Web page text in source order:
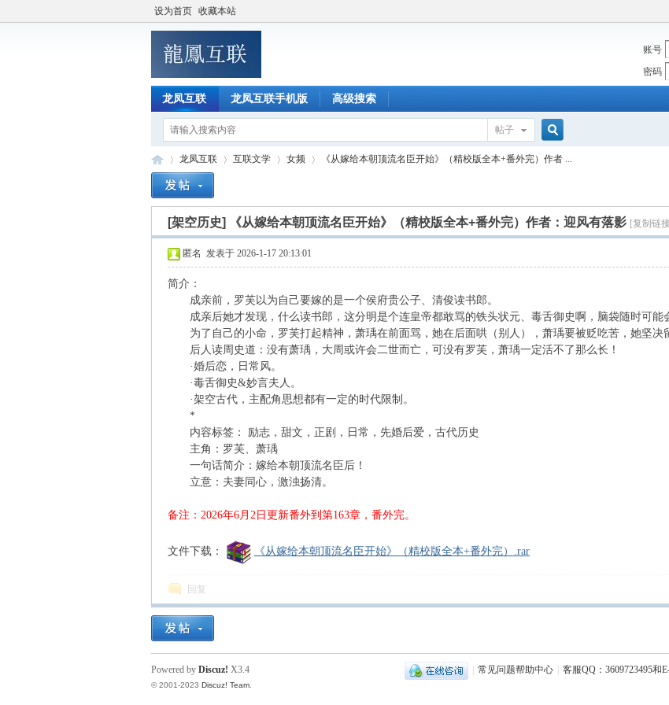
设为首页 收藏本站
账号
密码
龙凤互联 龙凤互联手机版 高级搜索
帖子
搜
索
龙凤互联
›
互联文学
›
女频
›
《从嫁给本朝顶流名臣开始》（精校版全本+番外完）作者 ...
[架空历史] 《从嫁给本朝顶流名臣开始》（精校版全本+番外完）作者：迎风有落影 [复制链
匿名 发表于 2026-1-17 20:13:01
简介：
成亲前，罗芙以为自己要嫁的是一个侯府贵公子、清俊读书郎。
成亲后她才发现，什么读书郎，这分明是个连皇帝都敢骂的铁头状元、毒舌御史啊，脑袋随时可能
为了自己的小命，罗芙打起精神，萧瑀在前面骂，她在后面哄（别人），萧瑀要被贬吃苦，她坚决
后人读周史道：没有萧瑀，大周或许会二世而亡，可没有罗芙，萧瑀一定活不了那么长！
·婚后恋，日常风。
·毒舌御史&妙言夫人。
·架空古代，主配角思想都有一定的时代限制。
*
内容标签： 励志，甜文，正剧，日常，先婚后爱，古代历史
主角：罗芙、萧瑀
一句话简介：嫁给本朝顶流名臣后！
立意：夫妻同心，激浊扬清。
备注：2026年6月2日更新番外到第163章，番外完。
文件下载： 《从嫁给本朝顶流名臣开始》（精校版全本+番外完）.rar
回复
常见问题帮助中心 客服QQ：3609723495和
Powered by Discuz! X3.4
© 2001-2023 Discuz! Team